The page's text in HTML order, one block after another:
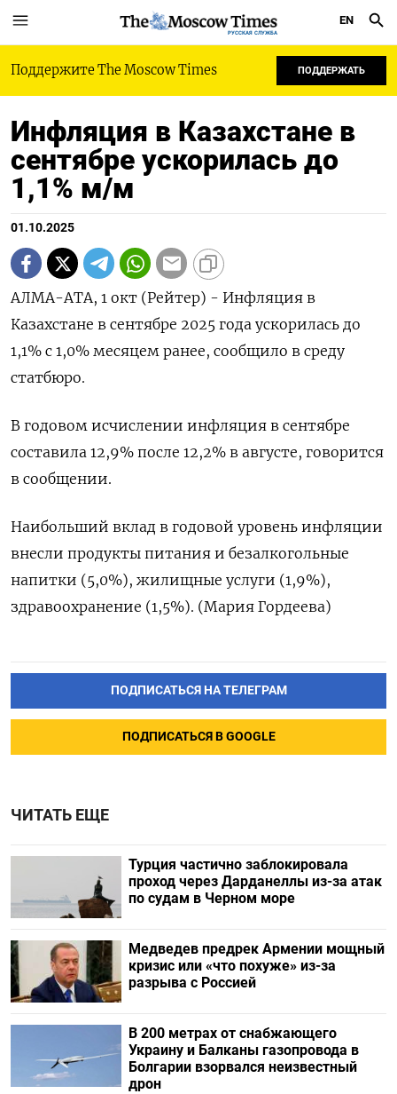
РУССКАЯ СЛУЖБА
EN
Поддержите The Moscow Times ПОДДЕРЖАТЬ
Инфляция в Казахстане в
сентябре ускорилась до
1,1% м/м
01.10.2025
АЛМА-АТА, 1 окт (Рейтер) - Инфляция в
Казахстане в сентябре 2025 года ускорилась до
1,1% с 1,0% месяцем ранее, сообщило в среду
статбюро.
В годовом исчислении инфляция в сентябре
составила 12,9% после 12,2% в августе, говорится
в сообщении.
Наибольший вклад в годовой уровень инфляции
внесли продукты питания и безалкогольные
напитки (5,0%), жилищные услуги (1,9%),
здравоохранение (1,5%). (Мария Гордеева)
ПОДПИСАТЬСЯ НА ТЕЛЕГРАМ
ПОДПИСАТЬСЯ В GOOGLE
ЧИТАТЬ ЕЩЕ
Турция частично заблокировала
проход через Дарданеллы из-за атак
по судам в Черном море
Медведев предрек Армении мощный
кризис или «что похуже» из-за
разрыва с Россией
В 200 метрах от снабжающего
Украину и Балканы газопровода в
Болгарии взорвался неизвестный
дрон